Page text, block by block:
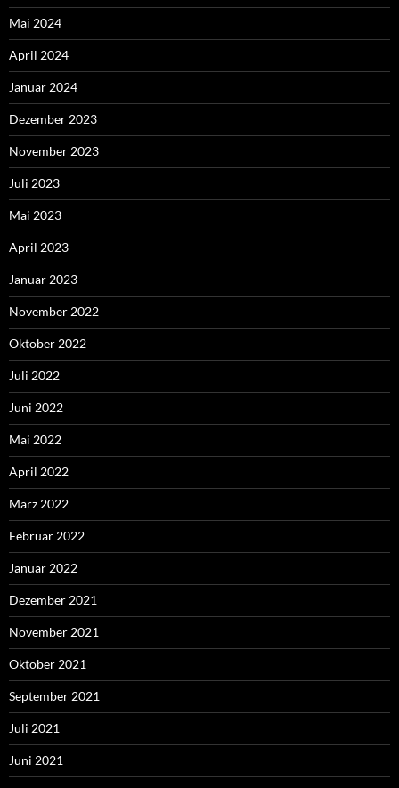
Mai 2024
April 2024
Januar 2024
Dezember 2023
November 2023
Juli 2023
Mai 2023
April 2023
Januar 2023
November 2022
Oktober 2022
Juli 2022
Juni 2022
Mai 2022
April 2022
März 2022
Februar 2022
Januar 2022
Dezember 2021
November 2021
Oktober 2021
September 2021
Juli 2021
Juni 2021